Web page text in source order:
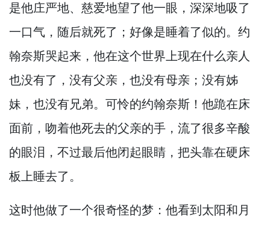
是他庄严地、慈爱地望了他一眼， 深深地吸了
一口气， 随后就死了；好像是睡着了似的。 约
翰奈斯哭起来， 他在这个世界上现在什么亲人
也没有了， 没有父亲， 也没有母亲；没有姊
妹， 也没有兄弟。 可怜的约翰奈斯！ 他跪在床
面前， 吻着他死去的父亲的手， 流了很多辛酸
的眼泪， 不过最后他闭起眼睛， 把头靠在硬床
板上睡去了。
这时他做了一个很奇怪的梦：他看到太阳和月